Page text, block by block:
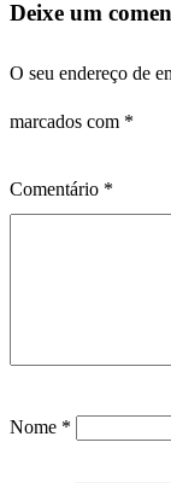
Deixe um
O seu endereço de
marcados com *
Comentário *
Nome *